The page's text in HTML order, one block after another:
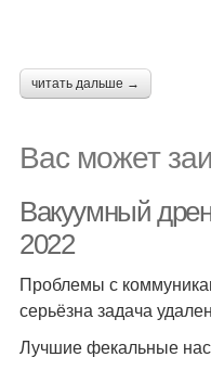
читать дальше →
Вас может
Вакуумный
2022
Проблемы с
серьёзна задача
Лучшие фекальные